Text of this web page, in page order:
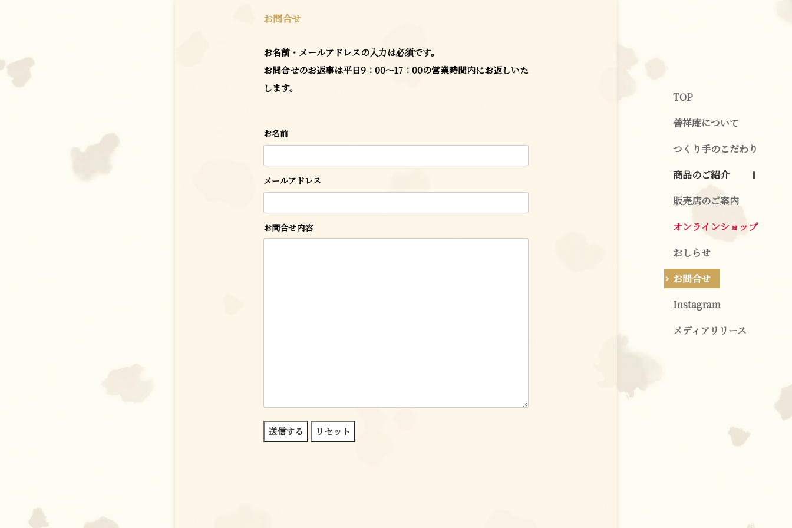
TOP
善祥庵について
つくり手のこだわり
商品のご紹介
販売店のご案内
オンラインショップ
おしらせ
お問合せ
Instagram
メディアリリース
お問合せ
お名前・メールアドレスの入力は必須です。
お問合せのお返事は平日9：00～17：00の営業時間内にお返しいた
します。
お名前
メールアドレス
お問合せ内容